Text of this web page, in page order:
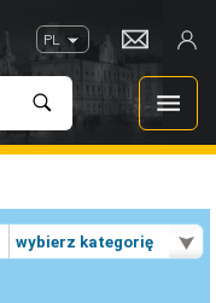
PL
wybierz kategorię